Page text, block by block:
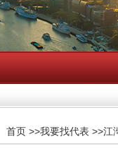
首页>>我要找代表 >>江